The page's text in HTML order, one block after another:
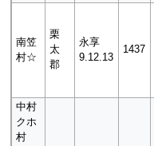
南笠
村☆
栗
太
郡
永享
9.12.13
1437
中村
クホ
村